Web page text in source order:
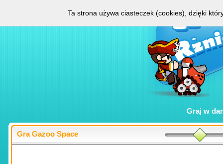
Graj w
Gra Gazoo Space
Ta strona używa ciasteczek (cookies), dzięki